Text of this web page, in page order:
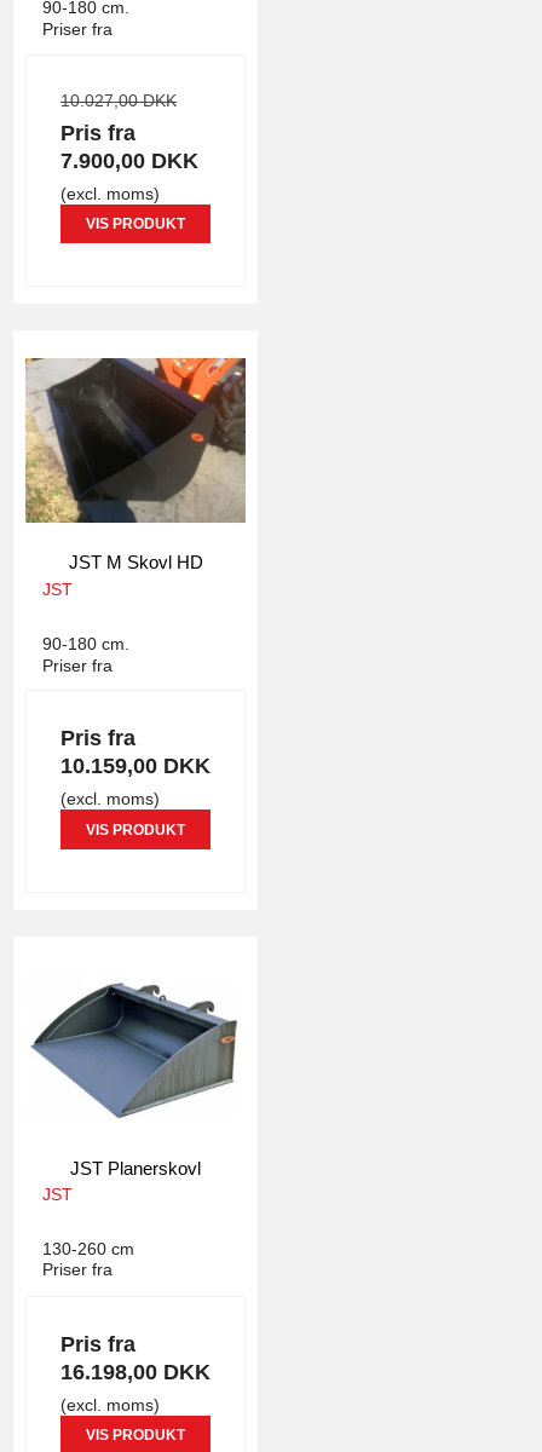
90-180 cm.
Priser fra
10.027,00 DKK
Pris fra
7.900,00 DKK
(excl. moms)
VIS PRODUKT
JST M Skovl HD
JST
90-180 cm.
Priser fra
Pris fra
10.159,00 DKK
(excl. moms)
VIS PRODUKT
JST Planerskovl
JST
130-260 cm
Priser fra
Pris fra
16.198,00 DKK
(excl. moms)
VIS PRODUKT